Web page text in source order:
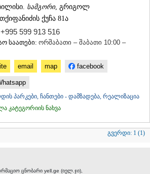
სამგორი, გრიგოლ
ქუჩა 81ა
+995 599 913 516
საათები: ორშაბათი – შაბათი 10:00 –
email map facebook
პარკები, ჩანთები - დამზადება, რეალიზაცია
კატეგორიის ნახვა
გვერდი: 1 (1)
ცნობარი yell.ge (იელ.ჯი),